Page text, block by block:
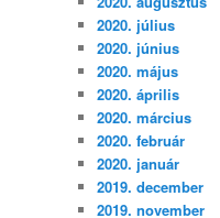
2020. július
2020. június
2020. május
2020. április
2020. március
2020. február
2020. január
2019. december
2019. november